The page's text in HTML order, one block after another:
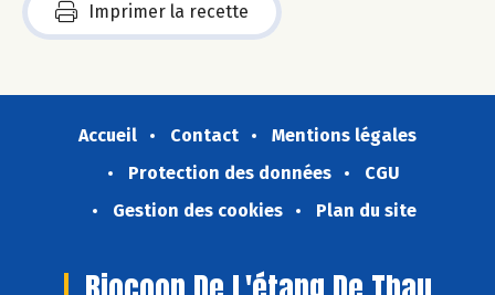
Imprimer la recette
Accueil Contact
Mentions légales
Protection des données
CGU
Gestion des cookies
Plan du site